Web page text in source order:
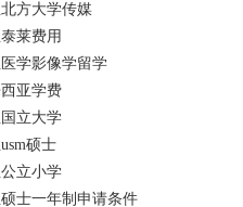
方大学传媒
莱费用
学影像学留学
亚学费
立大学
硕士
立小学
士一年制申请条件